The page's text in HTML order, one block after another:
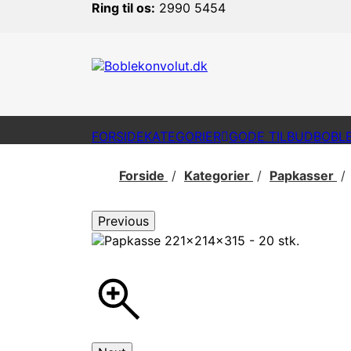
Ring til os: 2990 5454
FORSIDEKATEGORIER GODE TILBUD
Forside Kategorier Papkasser
Previous